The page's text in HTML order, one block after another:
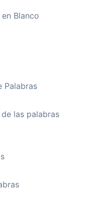
Blanco
Palabras
las palabras